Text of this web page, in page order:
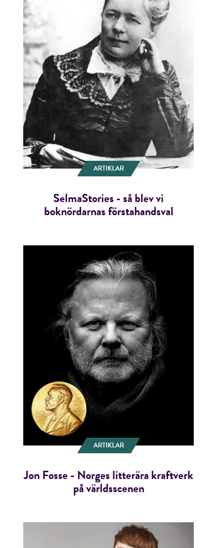
ARTIKLAR
SelmaStories - så blev vi
boknördarnas förstahandsval
ARTIKLAR
Jon Fosse - Norges litterära kraftverk
på världsscenen